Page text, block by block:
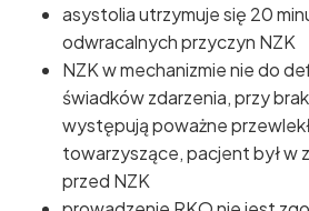
asystolia utrzymuje się 20
odwracalnych przyczyn NZK
NZK w mechanizmie nie do
świadków zdarzenia, przy
występują poważne
towarzyszące, pacjent był w
przed NZK